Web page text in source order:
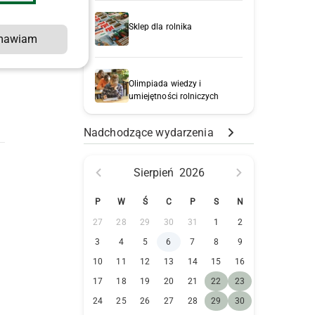
Sklep dla rolnika
Olimpiada wiedzy i
umiejętności rolniczych
Nadchodzące wydarzenia
Sierpień 2026
P W Ś C P S N
27 28 29 30 31 1
2
3
4 5 6 7 8
9
10
11 12 13 14 15
16
17
18 19 20 21 22
23
24
25 26 27 28 29
30